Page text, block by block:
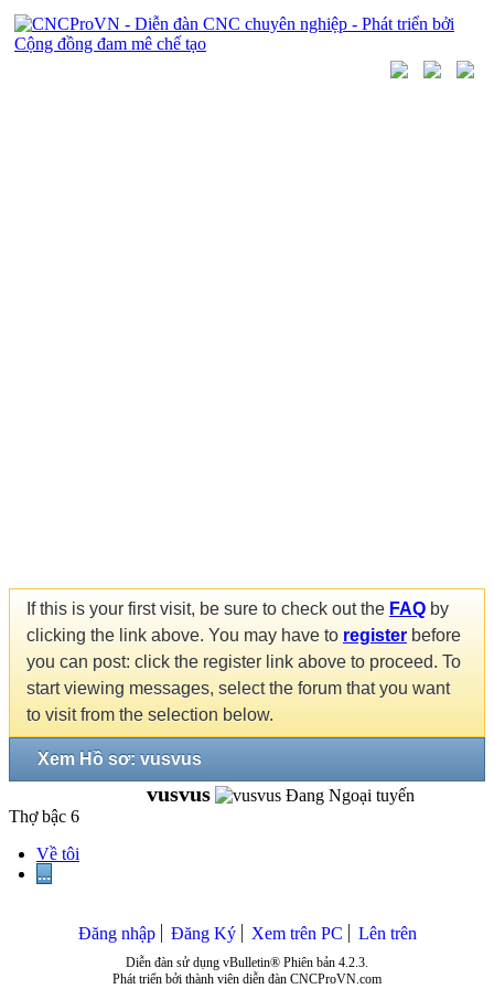
If this is your first visit, be sure to check out the FAQ by
clicking the link above. You may have to register before
you can post: click the register link above to proceed. To
start viewing messages, select the forum that you want
to visit from the selection below.
Xem Hồ sơ: vusvus
vusvus
Thợ bậc 6
Về tôi
...
Đăng nhập Đăng Ký Xem trên PC Lên trên
Diễn đàn sử dụng vBulletin® Phiên bản 4.2.3.
Phát triển bởi thành viên diễn đàn CNCProVN.com